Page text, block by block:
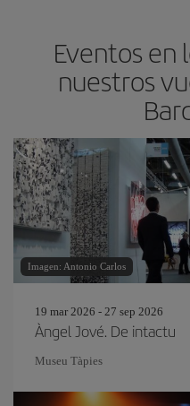
Eventos en
nuestros
Imagen: Antonio Carlos
19 mar 2026 - 27 sep 2026
Àngel Jové. De intactu
Museu Tàpies